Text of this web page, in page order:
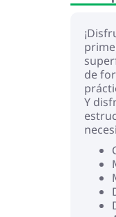
de
Y